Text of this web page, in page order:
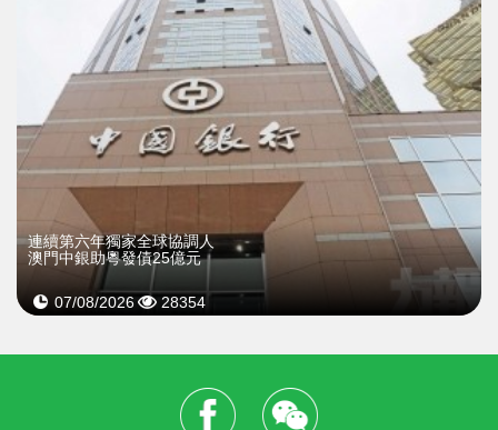
連續第六年獨家全球協調人
澳門中銀助粵發債25億元
07/08/2026 28354